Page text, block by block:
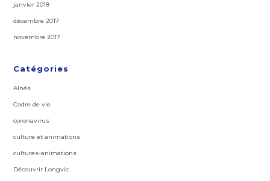
janvier 2018
décembre 2017
novembre 2017
Catégories
Aînés
Cadre de vie
coronavirus
culture et animations
cultures-animations
Découvrir Longvic